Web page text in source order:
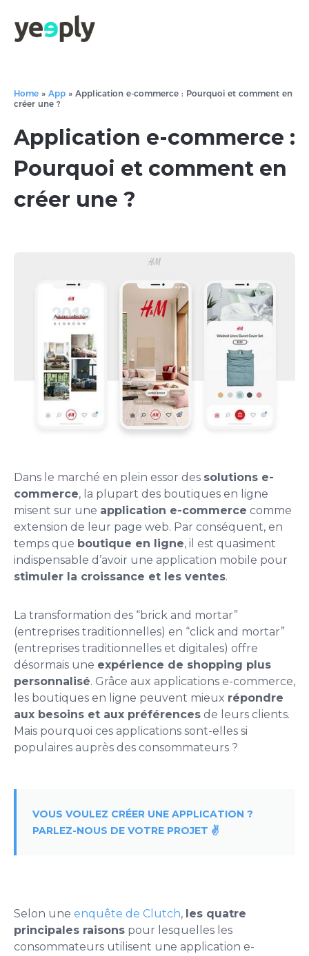
Home » App » Application e-commerce : Pourquoi et comment en
créer une ?
Application e-commerce :
Pourquoi et comment en
créer une ?
Dans le marché en plein essor des solutions e-
commerce, la plupart des boutiques en ligne
misent sur une application e-commerce comme
extension de leur page web. Par conséquent, en
temps que boutique en ligne, il est quasiment
indispensable d’avoir une application mobile pour
stimuler la croissance et les ventes.
La transformation des “brick and mortar”
(entreprises traditionnelles) en “click and mortar”
(entreprises traditionnelles et digitales) offre
désormais une expérience de shopping plus
personnalisé. Grâce aux applications e-commerce,
les boutiques en ligne peuvent mieux répondre
aux besoins et aux préférences de leurs clients.
Mais pourquoi ces applications sont-elles si
populaires auprès des consommateurs ?
VOUS VOULEZ CRÉER UNE APPLICATION ?
PARLEZ-NOUS DE VOTRE PROJET ✌️
Selon une enquête de Clutch, les quatre
principales raisons pour lesquelles les
consommateurs utilisent une application e-